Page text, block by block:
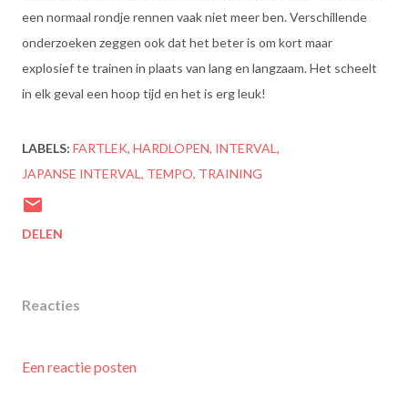
een normaal rondje rennen vaak niet meer ben. Verschillende
onderzoeken zeggen ook dat het beter is om kort maar
explosief te trainen in plaats van lang en langzaam. Het scheelt
in elk geval een hoop tijd en het is erg leuk!
LABELS: FARTLEK HARDLOPEN INTERVAL
JAPANSE INTERVAL
TEMPO TRAINING
DELEN
Reacties
Een reactie posten